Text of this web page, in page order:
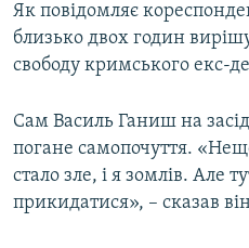
Як повідомляє
близько двох годин
свободу кримського екс-
Сам Василь Ганиш на
погане самопочуття.
стало зле, і я зомлів. Але
прикидатися», – сказав